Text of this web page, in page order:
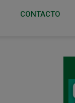
CONTACTO